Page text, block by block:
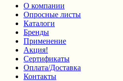
О компании
Опросные листы
Каталоги
Бренды
Применение
Акция!
Сертификаты
Оплата/Доставка
Контакты